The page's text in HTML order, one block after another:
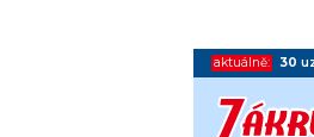
aktuálně: 30